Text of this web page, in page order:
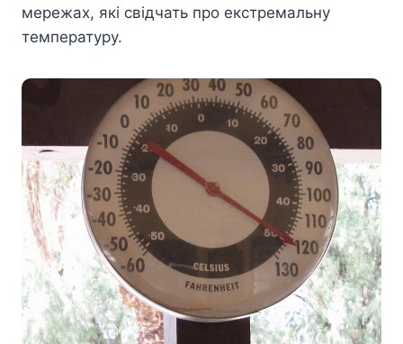
мережах, які свідчать про екстремальну
температуру.